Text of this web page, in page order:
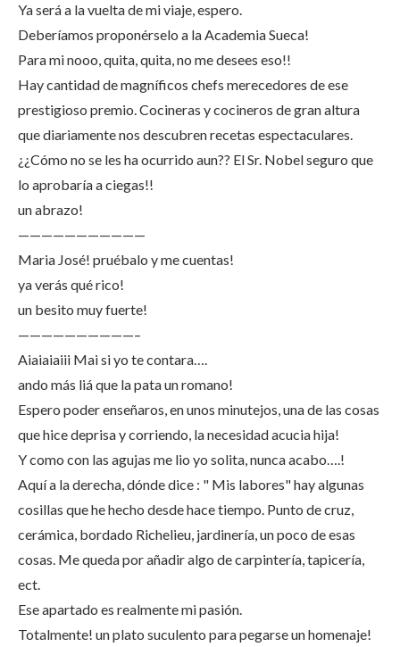
Ya será a la vuelta de mi viaje, espero.
Deberíamos proponérselo a la Academia Sueca!
Para mi nooo, quita, quita, no me desees eso!!
Hay cantidad de magníficos chefs merecedores de ese
prestigioso premio. Cocineras y cocineros de gran altura
que diariamente nos descubren recetas espectaculares.
¿¿Cómo no se les ha ocurrido aun?? El Sr. Nobel seguro que
lo aprobaría a ciegas!!
un abrazo!
———————————
Maria José! pruébalo y me cuentas!
ya verás qué rico!
un besito muy fuerte!
——————————–
Aiaiaiaiii Mai si yo te contara….
ando más liá que la pata un romano!
Espero poder enseñaros, en unos minutejos, una de las cosas
que hice deprisa y corriendo, la necesidad acucia hija!
Y como con las agujas me lio yo solita, nunca acabo….!
Aquí a la derecha, dónde dice : " Mis labores" hay algunas
cosillas que he hecho desde hace tiempo. Punto de cruz,
cerámica, bordado Richelieu, jardinería, un poco de esas
cosas. Me queda por añadir algo de carpintería, tapicería,
ect.
Ese apartado es realmente mi pasión.
Totalmente! un plato suculento para pegarse un homenaje!